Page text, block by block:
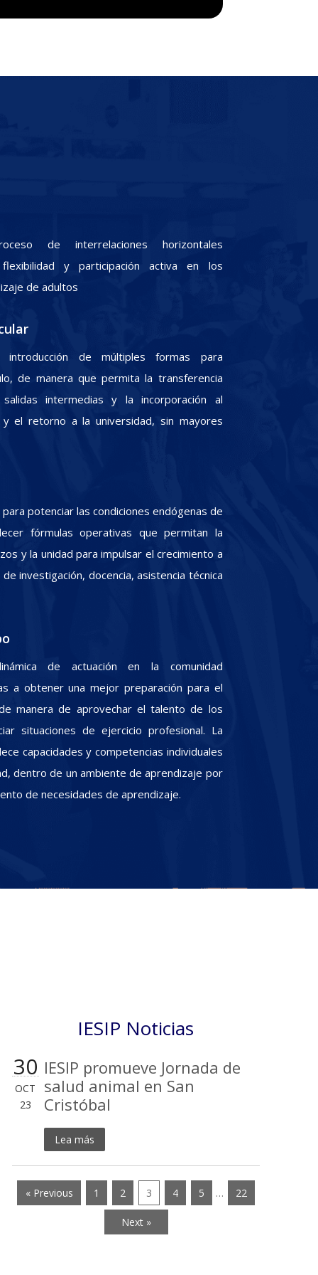
de interrelaciones horizontales
y participación activa en los
de adultos
introducción de múltiples formas para
de manera que permita la transferencia
intermedias y la incorporación al
el retorno a la universidad, sin mayores
potenciar las condiciones endógenas de
fórmulas operativas que permitan la
y la unidad para impulsar el crecimiento a
investigación, docencia, asistencia técnica
de actuación en la comunidad
a obtener una mejor preparación para el
manera de aprovechar el talento de los
situaciones de ejercicio profesional. La
capacidades y competencias individuales
dentro de un ambiente de aprendizaje por
de necesidades de aprendizaje.
IESIP Noticias
30
OCT
23
IESIP promueve Jornada de
salud animal en San
Cristóbal
Lea más
« Previous 1 2 3 4 5 … 22
Next »